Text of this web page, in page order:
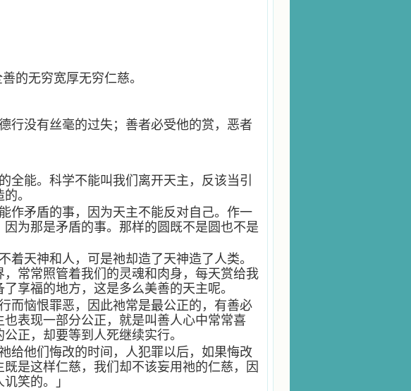
的无穷宽厚无穷仁慈。
行没有丝毫的过失；善者必受他的赏，恶者
全能。科学不能叫我们离开天主，反该当引
。
作矛盾的事，因为天主不能反对自己。作一
为那是矛盾的事。那样的圆既不是圆也不是
着天神和人，可是祂却造了天神造了人类。
常常照管着我们的灵魂和肉身，每天赏给我
享福的地方，这是多么美善的天主呢。
而恼恨罪恶，因此祂常是最公正的，有善必
表现一部分公正，就是叫善人心中常常喜
正，却要等到人死继续实行。
给他们悔改的时间，人犯罪以后，如果悔改
是这样仁慈，我们却不该妄用祂的仁慈，因
笑的。」